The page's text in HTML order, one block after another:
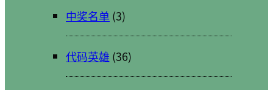
中奖名单 (3)
代码英雄 (36)